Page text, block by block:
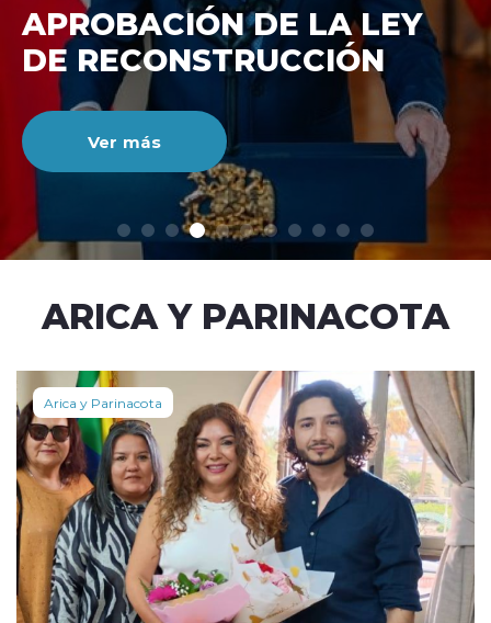
modo claro
DE RECONSTRUCCIÓ
NACIONAL
Ver más
ARICA Y PARINACOTA
Arica y Parinacota